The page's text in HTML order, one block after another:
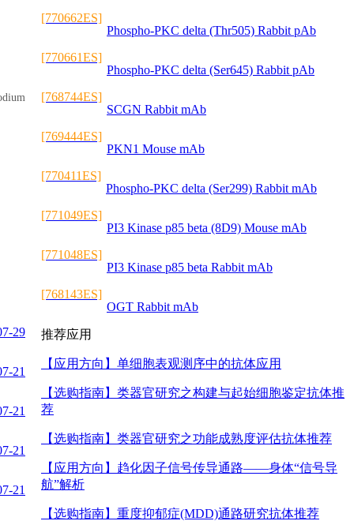
29
21
21
21
21
[770662ES]
Phospho-PKC delta (Thr505) Rabbit pAb
[770661ES]
Phospho-PKC delta (Ser645) Rabbit pAb
[768744ES]
SCGN Rabbit mAb
[769444ES]
PKN1 Mouse mAb
[770411ES]
Phospho-PKC delta (Ser299) Rabbit mAb
[771049ES]
PI3 Kinase p85 beta (8D9) Mouse mAb
[771048ES]
PI3 Kinase p85 beta Rabbit mAb
[768143ES]
OGT Rabbit mAb
推荐应用
【应用方向】 单细胞表观测序中的抗体应用
【选购指南】 类器官研究之构建与起始细胞鉴定抗体推
荐
【选购指南】 类器官研究之功能成熟度评估抗体推荐
【应用方向】 趋化因子信号传导通路——身体“信号导
航”解析
【选购指南】 重度抑郁症(MDD)通路研究抗体推荐